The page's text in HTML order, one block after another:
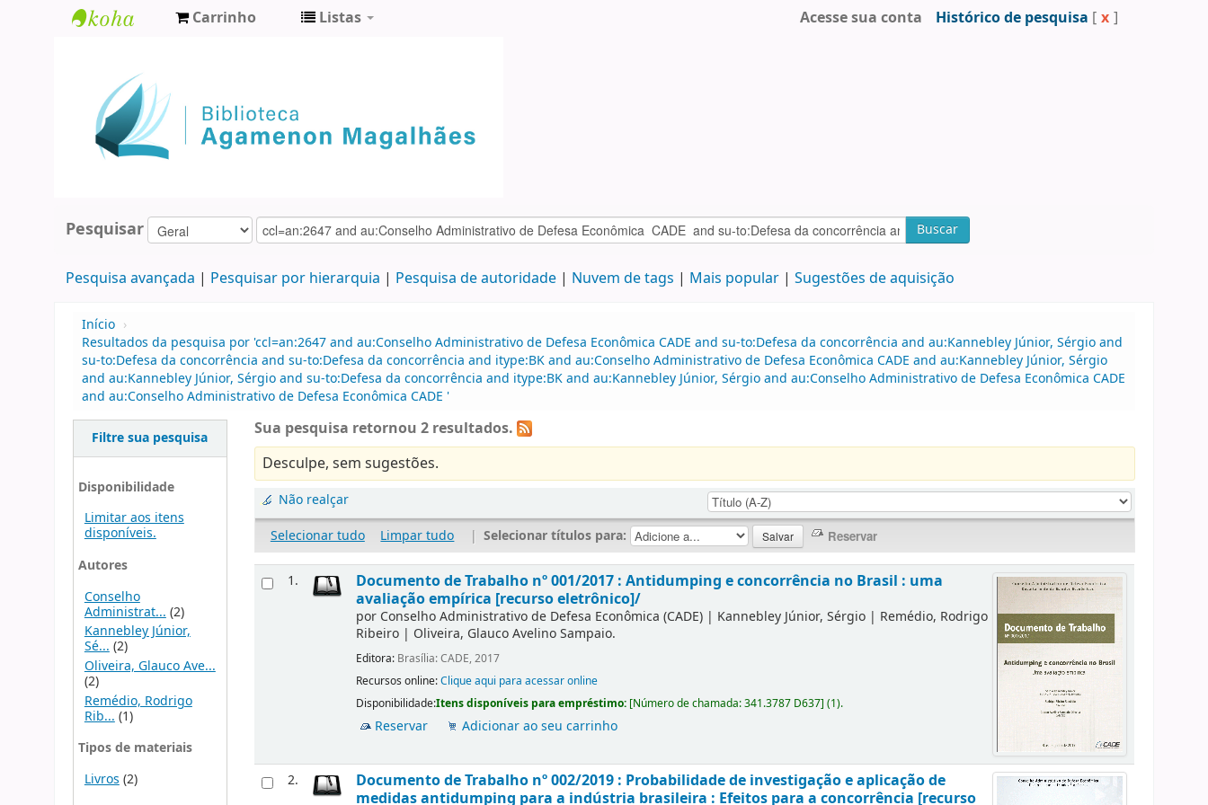
Agamenon
Magalhães
Carrinho Listas Acesse sua conta Histórico de pesquisa [ x ]
Pesquisar Buscar
Pesquisa avançada Pesquisar por hierarquia Pesquisa de autoridade Nuvem de tags Mais popular Sugestões de aquisição
Início ›
Resultados da pesquisa por 'ccl=an:2647 and au:Conselho Administrativo de Defesa Econômica CADE and su-to:Defesa da concorrência and au:Kannebley Júnior, Sérgio and
su-to:Defesa da concorrência and su-to:Defesa da concorrência and itype:BK and au:Conselho Administrativo de Defesa Econômica CADE and au:Kannebley Júnior, Sérgio
and au:Kannebley Júnior, Sérgio and su-to:Defesa da concorrência and itype:BK and au:Kannebley Júnior, Sérgio and au:Conselho Administrativo de Defesa Econômica CADE
and au:Conselho Administrativo de Defesa Econômica CADE '
Filtre sua pesquisa
Disponibilidade
Limitar aos itens
disponíveis.
Autores
Conselho
Administrat... (2)
Kannebley Júnior,
Sé...(2)
Oliveira, Glauco Ave...
(2)
Remédio, Rodrigo
Rib... (1)
Tipos de materiais
Livros (2)
Sua pesquisa retornou 2 resultados.
Desculpe, sem sugestões.
Não realçar
Selecionar tudo
Limpar tudo | Selecionar títulos para:
1.
Documento de Trabalho nº 001/2017 : Antidumping e concorrência no Brasil : uma
avaliação empírica [recurso eletrônico]/
por Conselho Administrativo de Defesa Econômica (CADE) | Kannebley Júnior, Sérgio | Remédio, Rodrigo
Ribeiro | Oliveira, Glauco Avelino Sampaio.
Editora: Brasília: CADE, 2017
Recursos online:Clique aqui para acessar online
Disponibilidade:Itens disponíveis para empréstimo: [Número de chamada:341.3787 D637](1).
Reservar Adicionar ao seu carrinho
2.
Documento de Trabalho nº 002/2019 : Probabilidade de investigação e aplicação de
medidas antidumping para a indústria brasileira : Efeitos para a concorrência [recurso